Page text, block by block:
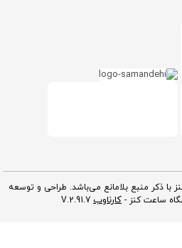
با ذکر منبع بلامانع می‌باشد. طراحی و توسعه
ساعت کنز - کارناوب